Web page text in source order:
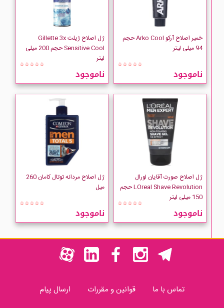
خمیر اصلاح آرکو Arko Cool حجم
94 میلی لیتر
☆☆☆☆☆
ناموجود
ژل اصلاح ژیلت Gillette 3x
Sensitive Cool حجم 200 میلی
لیتر
☆☆☆☆☆
ناموجود
ژل اصلاح صورت آقایان لورال
LOreal Shave Revolution حجم
150 میلی لیتر
☆☆☆☆☆
ناموجود
ژل اصلاح مردانه توتال کامان 260
میل
☆☆☆☆☆
ناموجود
تماس با ما قوانین و مقررات ارسال پیام